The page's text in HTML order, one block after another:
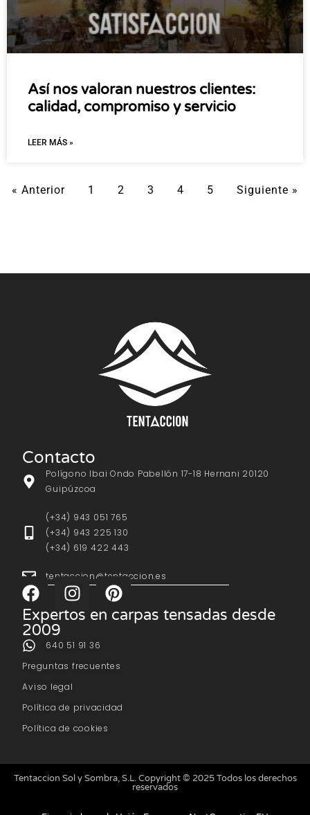
Así nos valoran nuestros clientes:
calidad, compromiso y servicio
LEER MÁS »
« Anterior 1 2 3 4 5 Siguiente »
Contacto
Polígono Ibai Ondo Pabellón 17-18 Hernani 20120
Guipúzcoa
(+34) 943 051 765
(+34) 943 225 130
(+34) 619 422 443
tentaccion@tentaccion.es
Expertos en carpas tensadas desde
2009
640 51 91 36
Preguntas frecuentes
Aviso legal
Política de privacidad
Política de cookies
Tentaccion Sol y Sombra, S.L. Copyright © 2025 Todos los derechos
reservados